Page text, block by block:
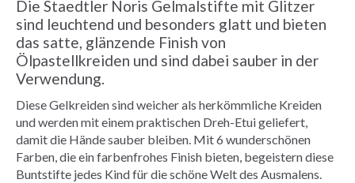
Die Staedtler Noris Gelmalstifte mit Glitzer
sind leuchtend und besonders glatt und bieten
das satte, glänzende Finish von
Ölpastellkreiden und sind dabei sauber in der
Verwendung.
Diese Gelkreiden sind weicher als herkömmliche Kreiden
und werden mit einem praktischen Dreh-Etui geliefert,
damit die Hände sauber bleiben. Mit 6 wunderschönen
Farben, die ein farbenfrohes Finish bieten, begeistern diese
Buntstifte jedes Kind für die schöne Welt des Ausmalens.